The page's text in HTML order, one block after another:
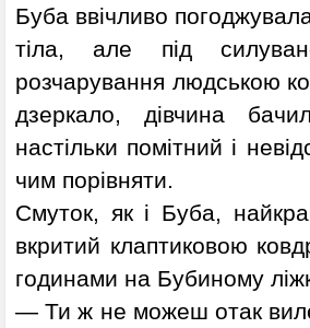
Буба ввічливо
тіла, але під
розчарування людською
дзеркало, дівчина
настільки помітний і
чим порівняти.
Смуток, як і Буба,
вкритий клаптиковою
годинами на Бубиному
— Ти ж не можеш отак